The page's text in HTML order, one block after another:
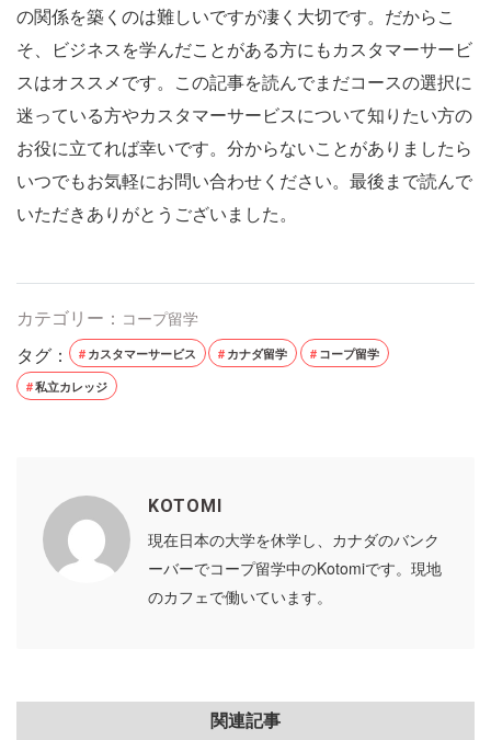
の関係を築くのは難しいですが凄く大切です。だからこ
そ、ビジネスを学んだことがある方にもカスタマーサービ
スはオススメです。この記事を読んでまだコースの選択に
迷っている方やカスタマーサービスについて知りたい方の
お役に立てれば幸いです。分からないことがありましたら
いつでもお気軽にお問い合わせください。最後まで読んで
いただきありがとうございました。
カテゴリー： コープ留学
タグ： カスタマーサービス カナダ留学
コープ留学
私立カレッジ
KOTOMI
現在日本の大学を休学し、カナダのバンク
ーバーでコープ留学中のKotomiです。現地
のカフェで働いています。
関連記事